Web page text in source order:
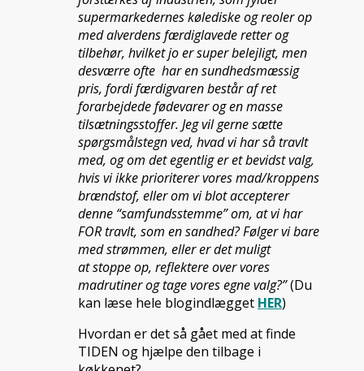
supermarkedernes kølediske og reoler op
med alverdens færdiglavede retter og
tilbehør, hvilket jo er super belejligt, men
desværre ofte har en sundhedsmæssig
pris, fordi færdigvaren består af ret
forarbejdede fødevarer og en masse
tilsætningsstoffer. Jeg vil gerne sætte
spørgsmålstegn ved, hvad vi har så travlt
med, og om det egentlig er et bevidst valg,
hvis vi ikke prioriterer vores mad/kroppens
brændstof, ellerom vi blot accepterer
denne “samfundsstemme” om, at vi har
FOR travlt, som en sandhed? Følger vi bare
med strømmen, eller er det muligt
at stoppe op, reflektere over vores
madrutiner og tage vores egne valg?”(Du
kan læse hele blogindlægget HER)
Hvordan er det så gået med at finde
TIDEN og hjælpe den tilbage i